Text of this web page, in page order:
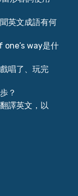
英文成語有何
one’s way是什
唱了、玩完
？
譯英文，以